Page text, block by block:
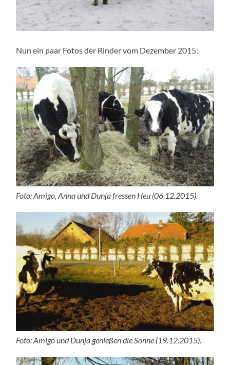
Nun ein paar Fotos der Rinder vom Dezember 2015:
Foto: Amigo, Anna und Dunja fressen Heu (06.12.2015).
Foto: Amigo und Dunja genießen die Sonne (19.12.2015).